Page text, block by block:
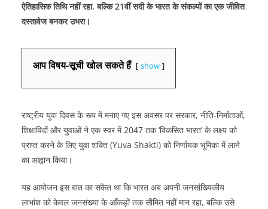
ऐतिहासिक तिथि नहीं रहा, बल्कि 21वीं सदी के भारत के संकल्पों का एक जीवित
दस्तावेज बनकर उभरा।
आप विषय-सूची खोल सकते हैं show
राष्ट्रीय युवा दिवस के रूप में मनाए गए इस अवसर पर सरकार, नीति-निर्माताओं,
शिक्षाविदों और युवाओं ने एक स्वर में 2047 तक ‘विकसित भारत’ के लक्ष्य को
प्राप्त करने के लिए युवा शक्ति (Yuva Shakti) को निर्णायक भूमिका में लाने
का आह्वान किया।
यह आयोजन इस बात का संकेत था कि भारत अब अपनी जनसांख्यिकीय
लाभांश को केवल जनसंख्या के आँकड़ों तक सीमित नहीं मान रहा, बल्कि उसे